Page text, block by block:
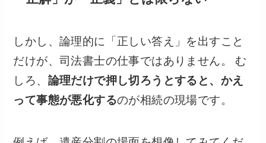
しかし、論理的に「正しい答え」を出すこと
だけが、司法書士の仕事ではありません。 む
しろ、 論理だけで押し切ろうとすると、かえ
って事態が悪化するのが相続の現場です。